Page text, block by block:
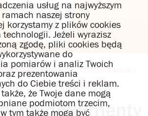
produktów
Obwoluty na dokumenty
na dokumenty
usług na najwyższym
ramach naszej strony
korzystamy z plików cookies
technologii. Jeżeli wyrazisz
zgodę, pliki cookies będą
do
pomiarów i analiz Twoich
prezentowania
do Ciebie treści i reklam.
że Twoje dane mogą
podmiotom trzecim,
tym także mogą być